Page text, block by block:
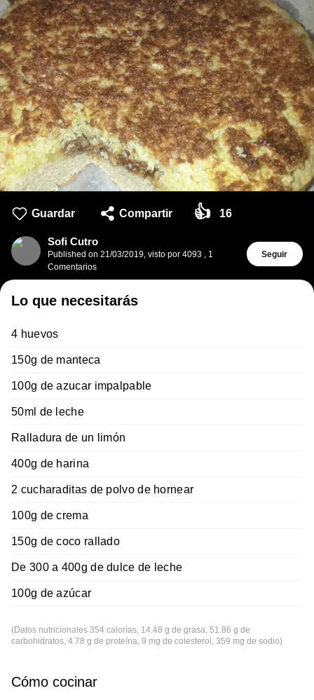
Guardar Compartir 👍 16
Sofi Cutro
Published on 21/03/2019, visto por 4093 , 1
Comentarios
Seguir
Lo que necesitarás
4 huevos
150g de manteca
100g de azucar impalpable
50ml de leche
Ralladura de un limón
400g de harina
2 cucharaditas de polvo de hornear
100g de crema
150g de coco rallado
De 300 a 400g de dulce de leche
100g de azúcar
(Datos nutricionales 354 calorías, 14.48 g de grasa, 51.86 g de
carbohidratos, 4.78 g de proteína, 9 mg de colesterol, 359 mg de sodio)
Cómo cocinar